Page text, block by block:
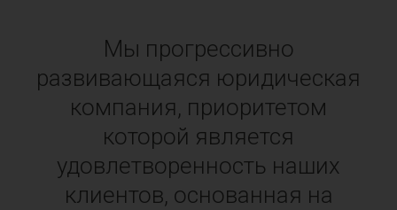
Мы прогрессивно
развивающаяся юридическая
компания, приоритетом
которой является
удовлетворенность наших
клиентов, основанная на